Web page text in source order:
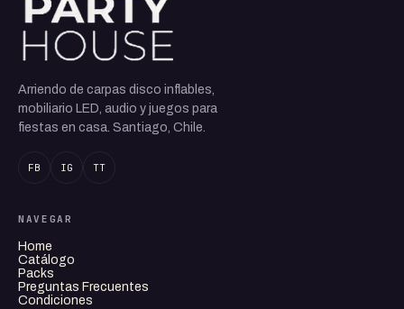
Arriendo de carpas disco inflables,
mobiliario LED, audio y juegos para
fiestas en casa. Santiago, Chile.
FB IG TT
NAVEGAR
Home
Catálogo
Packs
Preguntas Frecuentes
Condiciones